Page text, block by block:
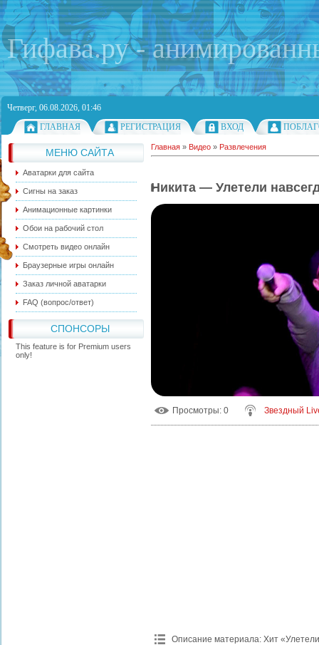
Гифава.ру -
Четверг, 06.08.2026, 01:46
ГЛАВНАЯ
РЕГИСТРАЦИЯ ВХОД
МЕНЮ САЙТА
Аватарки для сайта
Сигны на заказ
Анимационные картинки
Обои на рабочий стол
Смотреть видео онлайн
Браузерные игры онлайн
Заказ личной аватарки
FAQ (вопрос/ответ)
СПОНСОРЫ
This feature is for Premium users
only!
Главная » Видео » Развлечения
Никита — Улетели
Просмотры: 0 Звездный
Описание материала: Хит